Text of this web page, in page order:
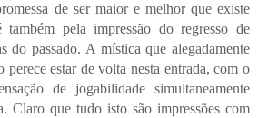
de ser maior e melhor que existe
também pela impressão do regresso de
do passado. A mística que alegadamente
perece estar de volta nesta entrada, com o
de jogabilidade simultaneamente
Claro que tudo isto são impressões com